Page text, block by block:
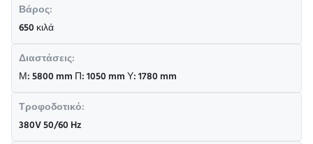
Βάρος:
650 κιλά
Διαστάσεις:
Μ: 5800 mm Π: 1050 mm Υ: 1780 mm
Τροφοδοτικό:
380V 50/60 Hz